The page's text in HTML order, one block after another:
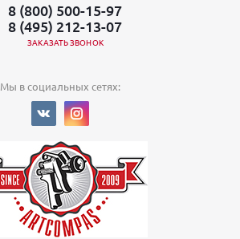
8 (800) 500-15-97
8 (495) 212-13-07
ЗАКАЗАТЬ ЗВОНОК
Мы в социальных сетях: